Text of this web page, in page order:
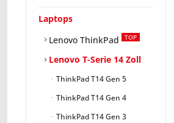
Laptops
Lenovo ThinkPad
TOP
Lenovo T-Serie 14 Zoll
ThinkPad T14 Gen 5
ThinkPad T14 Gen 4
ThinkPad T14 Gen 3